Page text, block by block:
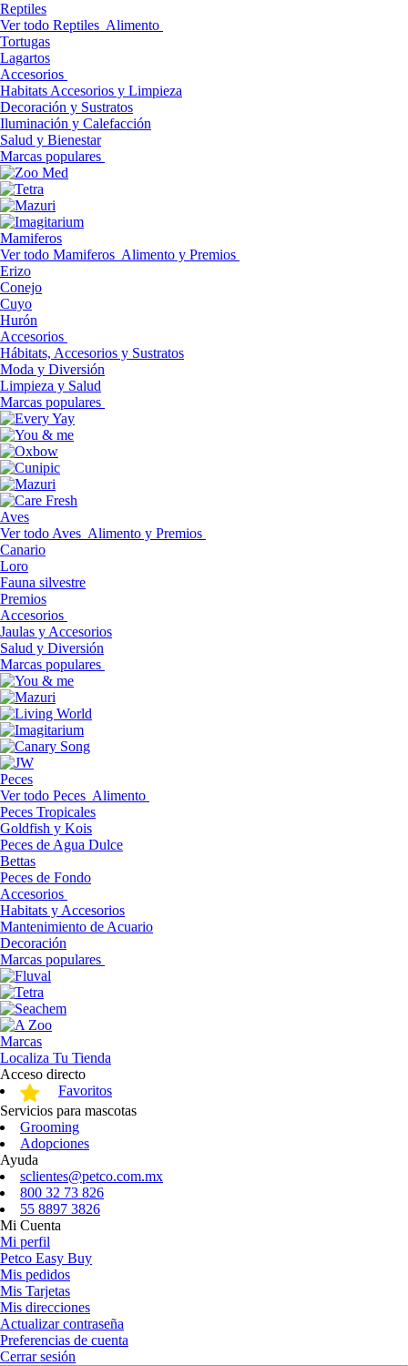
Reptiles
Ver todo Reptiles Alimento
Tortugas
Lagartos
Accesorios
Habitats Accesorios y Limpieza
Decoración y Sustratos
Iluminación y Calefacción
Salud y Bienestar
Marcas populares
Mamiferos
Ver todo Mamiferos Alimento y Premios
Erizo
Conejo
Cuyo
Hurón
Accesorios
Hábitats, Accesorios y Sustratos
Moda y Diversión
Limpieza y Salud
Marcas populares
Aves
Ver todo Aves Alimento y Premios
Canario
Loro
Fauna silvestre
Premios
Accesorios
Jaulas y Accesorios
Salud y Diversión
Marcas populares
Peces
Ver todo Peces Alimento
Peces Tropicales
Goldfish y Kois
Peces de Agua Dulce
Bettas
Peces de Fondo
Accesorios
Habitats y Accesorios
Mantenimiento de Acuario
Decoración
Marcas populares
Marcas
Localiza Tu Tienda
Acceso directo
Favoritos
Servicios para mascotas
Grooming
Adopciones
Ayuda
sclientes@petco.com.mx
800 32 73 826
55 8897 3826
Mi Cuenta
Mi perfil
Petco Easy Buy
Mis pedidos
Mis Tarjetas
Mis direcciones
Actualizar contraseña
Preferencias de cuenta
Cerrar sesión